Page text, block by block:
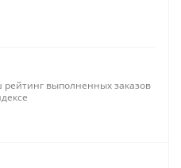
выполненных заказов